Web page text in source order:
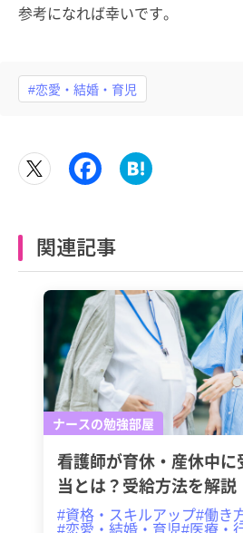
参考になれば幸いです。
#恋愛・結婚・育児
関連記事
ナースの勉強部屋
看護師が育休・産休中に
当とは？受給方法を解説
#資格・スキルアップ#働き